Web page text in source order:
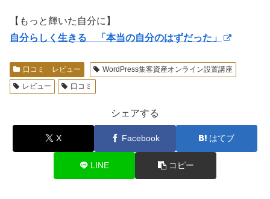
【もっと輝いた自分に】
自分らしく生きる 「本当の自分のはずだった」
口コミ レビュー
WordPress集客資産オンライン設置講座
レビュー
口コミ
シェアする
X Facebook はてブ
LINE コピー